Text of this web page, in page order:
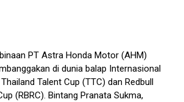
PT Astra Honda Motor (AHM)
di dunia balap Internasional
Talent Cup (TTC) dan Redbull
(RBRC). Bintang Pranata Sukma,